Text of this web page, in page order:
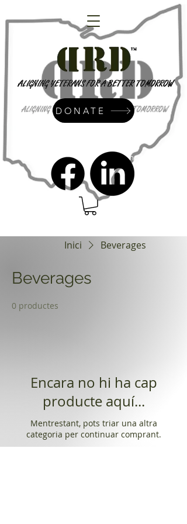
admin@dressrightdressinc.org
DONATE
Inici Beverages
Beverages
0 productes
Encara no hi ha cap
producte aquí...
Mentrestant, pots triar una altra
categoria per continuar comprant.